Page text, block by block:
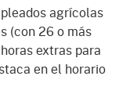
agrícolas
(con 26 o más
extras para
en el horario